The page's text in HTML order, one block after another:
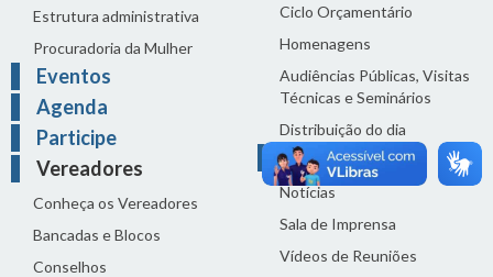
Estrutura administrativa
Procuradoria da Mulher
Eventos
Agenda
Participe
Vereadores
Conheça os Vereadores
Bancadas e Blocos
Conselhos
Ciclo Orçamentário
Homenagens
Audiências Públicas, Visitas
Técnicas e Seminários
Distribuição do dia
Comunicação
Notícias
Sala de Imprensa
Vídeos de Reuniões